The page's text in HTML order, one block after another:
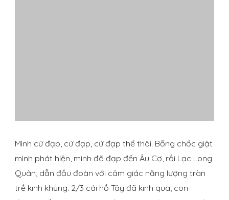
Mình cứ đạp, cứ đạp, cứ đạp thế thôi. Bỗng chốc giật
mình phát hiện, mình đã đạp đến Âu Cơ, rồi Lạc Long
Quân, dẫn đầu đoàn với cảm giác năng lượng tràn
trề kinh khủng. 2/3 cái hồ Tây đã kinh qua, con